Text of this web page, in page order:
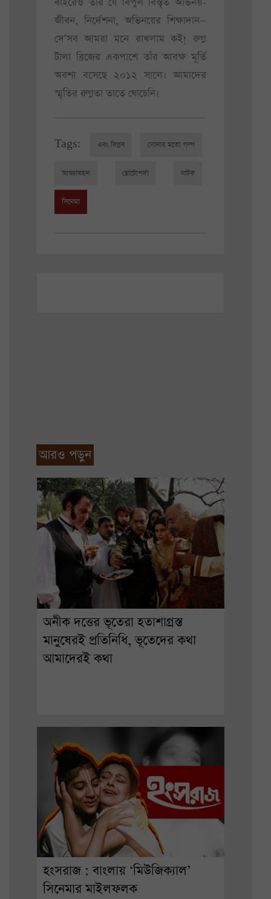
বাইরেও তাঁর যে বিপুল বিস্তৃত অভিনয়-
জীবন, নির্দেশনা, অভিনয়ের শিক্ষাদান—
সে’সব আমরা মনে রাখলাম কই! রুগ্ন
টালা ব্রিজের একপাশে তাঁর আবক্ষ মূর্তি
অবশ্য বসেছে ২০১২ সালে। আমাদের
স্মৃতির রুগ্নতা তাতে ঘোচেনি।
Tags: এবং বিপ্লব সোনার মতো গল্প
আড্ডামহল ছোটোপর্দা নাটক
সিনেমা
আরও পড়ুন
অনীক দত্তের ভূতেরা হতাশাগ্রস্ত
মানুষেরই প্রতিনিধি, ভূতেদের কথা
আমাদেরই কথা
হংসরাজ : বাংলায় ‘মিউজিক্যাল’
সিনেমার মাইলফলক